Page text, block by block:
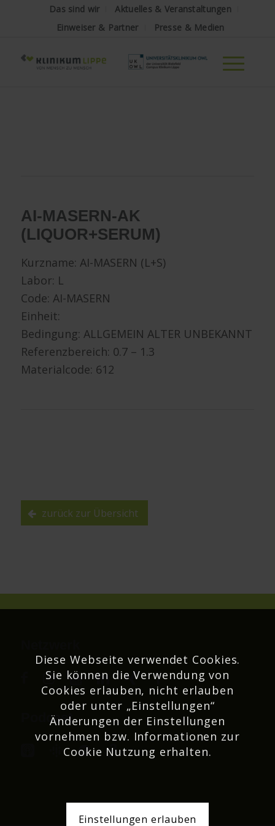
Das sind wir
Aktuelles & Veranstaltungen
Einweiser & Partner
Presse & Medien
AI-MASERN-AK
(LIQUOR+SERUM)
Kurzname: AI-MASERN (L+S)
Labor: L
Code: AI-MASERN
Einheit:
Bedingung: ALLGEMEIN ALTER UNBEKANNT
Referenzbereich: 0.7 – 1.3
Materialcode: 612
zurück zur Übersicht
Podcast
Diese Webseite verwendet Cookies.
Sie können die Verwendung von
Cookies erlauben, nicht erlauben
oder unter „Einstellungen“
Änderungen der Einstellungen
vornehmen bzw. Informationen zur
Cookie Nutzung erhalten.
Einstellungen erlauben